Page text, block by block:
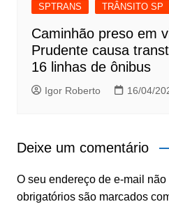
SPTRANS TRÂNSITO SP
Caminhão preso em
Prudente causa
16 linhas de ônibus
Igor Roberto 16/04/
Deixe um comentário
O seu endereço de e-mail
obrigatórios são marcados